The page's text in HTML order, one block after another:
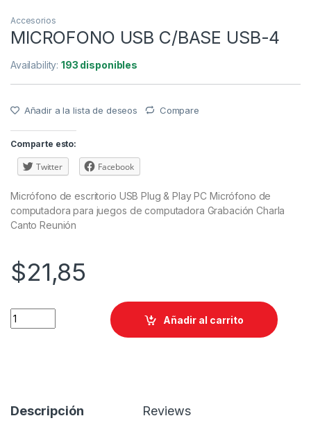
Accesorios
MICROFONO USB C/BASE USB-4
Availability:193 disponibles
Añadir a la lista de deseos Compare
Comparte esto:
Twitter Facebook
Micrófono de escritorio USB Plug & Play PC Micrófono de
computadora para juegos de computadora Grabación Charla
Canto Reunión
$21,85
Añadir al carrito
Descripción Reviews